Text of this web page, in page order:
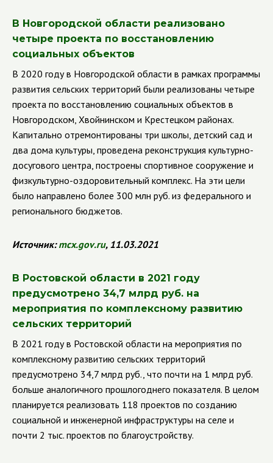
В Новгородской области реализовано
четыре проекта по восстановлению
социальных объектов
В 2020 году в Новгородской области в рамках программы
развития сельских территорий были реализованы четыре
проекта по восстановлению социальных объектов в
Новгородском, Хвойнинском и Крестецком районах.
Капитально отремонтированы три школы, детский сад и
два дома культуры, проведена реконструкция культурно-
досугового центра, построены спортивное сооружение и
физкультурно-оздоровительный комплекс. На эти цели
было направлено более 300 млн руб. из федерального и
регионального бюджетов.
Источник:mcx.gov.ru, 11.03.2021
В Ростовской области в 2021 году
предусмотрено 34,7 млрд руб. на
мероприятия по комплексному развитию
сельских территорий
В 2021 году в Ростовской области на мероприятия по
комплексному развитию сельских территорий
предусмотрено 34,7 млрд руб., что почти на 1 млрд руб.
больше аналогичного прошлогоднего показателя. В целом
планируется реализовать 118 проектов по созданию
социальной и инженерной инфраструктуры на селе и
почти 2 тыс. проектов по благоустройству.